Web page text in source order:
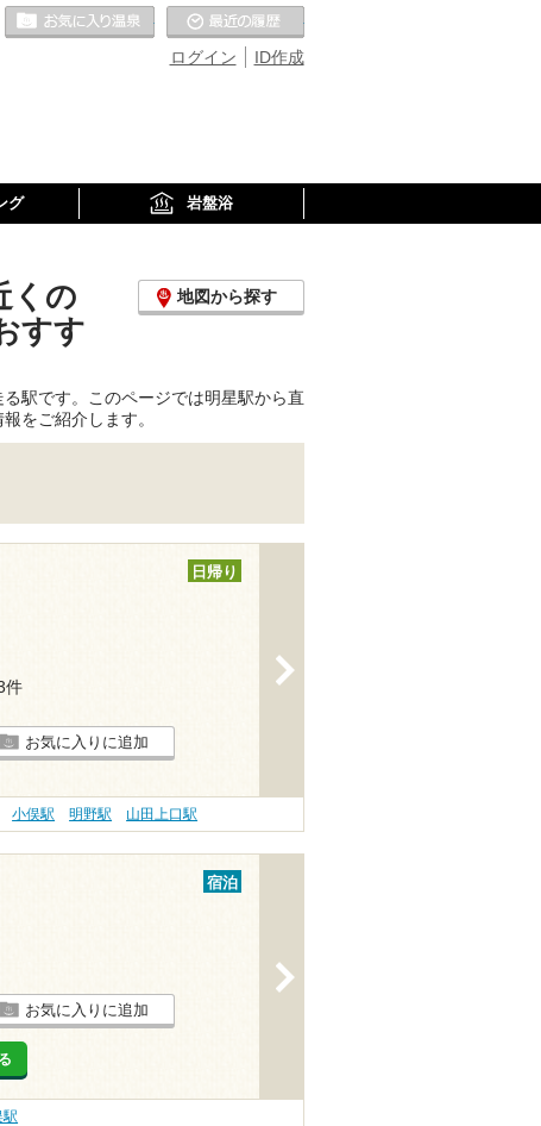
ID作成
ログイン
お気に入りの温泉
グ 岩盤浴
くの
すす
地図から探す
駅です。このページでは明星駅から直
をご紹介します。
日帰り
件
お気に入りに追加
小俣駅 明野駅 山田上口駅
宿泊
お気に入りに追加
駅